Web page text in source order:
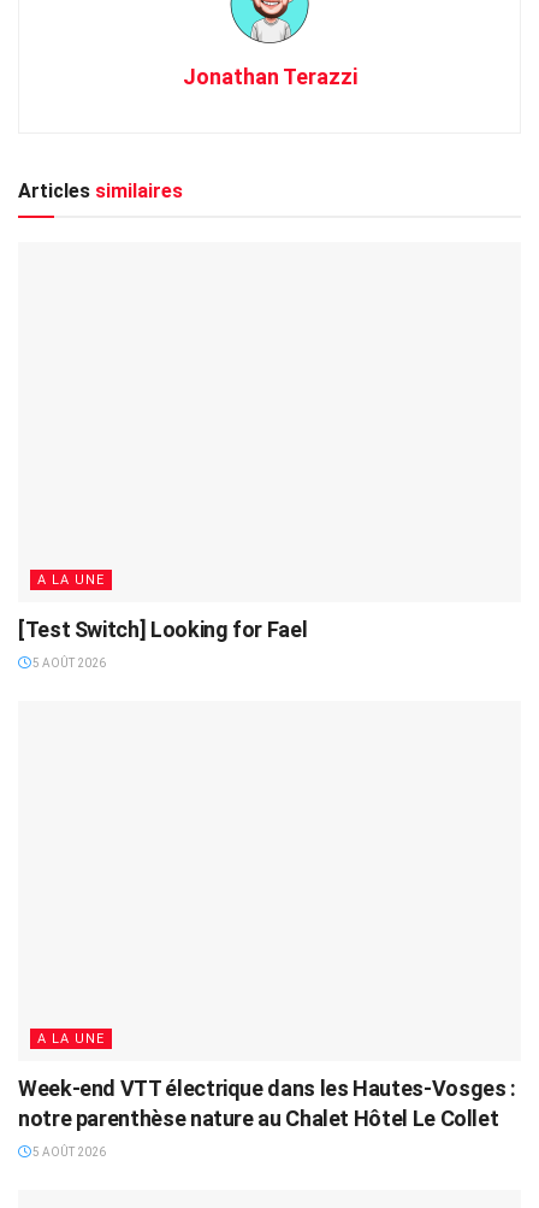
Jonathan Terazzi
Articles similaires
A LA UNE
[Test Switch] Looking for Fael
5 AOÛT 2026
A LA UNE
Week-end VTT électrique dans les Hautes-Vosges :
notre parenthèse nature au Chalet Hôtel Le Collet
5 AOÛT 2026